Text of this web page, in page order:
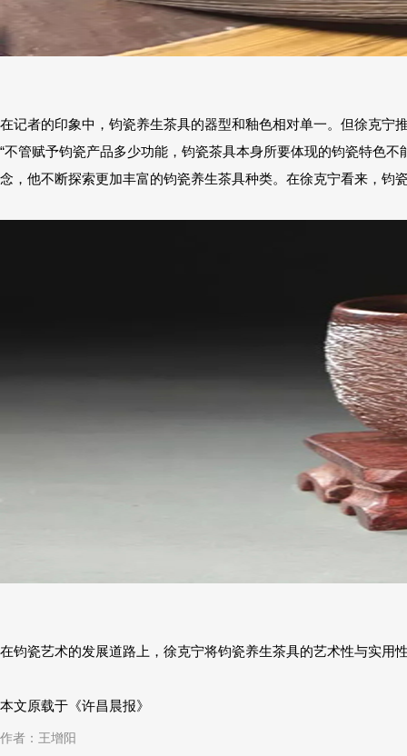
在记者的印象中，钧瓷养生茶具的器型和釉色相对单一。但徐克
“不管赋予钧瓷产品多少功能，钧瓷茶具本身所要体现的钧瓷特色
念，他不断探索更加丰富的钧瓷养生茶具种类。在徐克宁看来，钧
在钧瓷艺术的发展道路上，徐克宁将钧瓷养生茶具的艺术性与实
本文原载于《许昌晨报》
作者：王增阳